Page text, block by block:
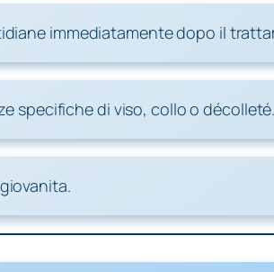
immediatamente dopo il
specifiche di viso, collo o décolleté.